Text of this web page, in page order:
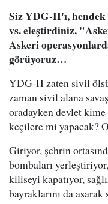
Siz YDG-H'ı,
vs. eleştirdiniz.
Askeri
görüyoruz…
YDG-H zaten sivil
zaman sivil alana
oradayken devlet
keçilere mi yapacak?
Giriyor, şehrin
bombaları
kiliseyi kapatıyor,
bayraklarını da